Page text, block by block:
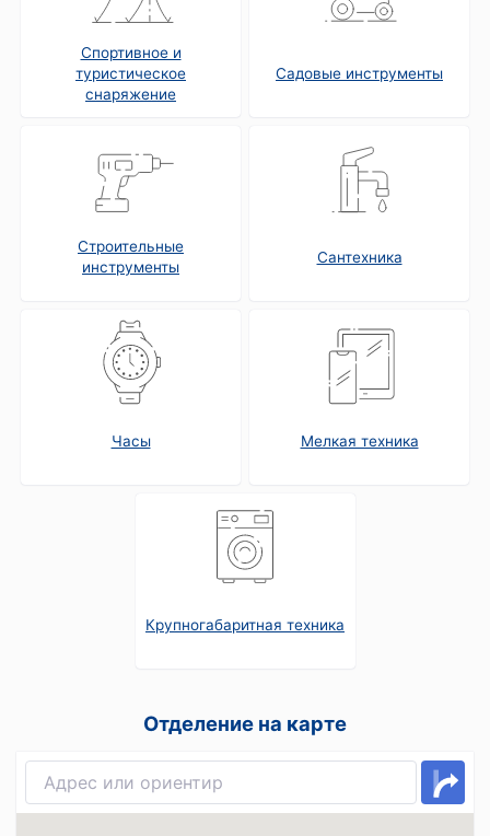
Спортивное и
туристическое
снаряжение
Садовые инструменты
Строительные
инструменты
Сантехника
Часы Мелкая техника
Крупногабаритная техника
Отделение на карте